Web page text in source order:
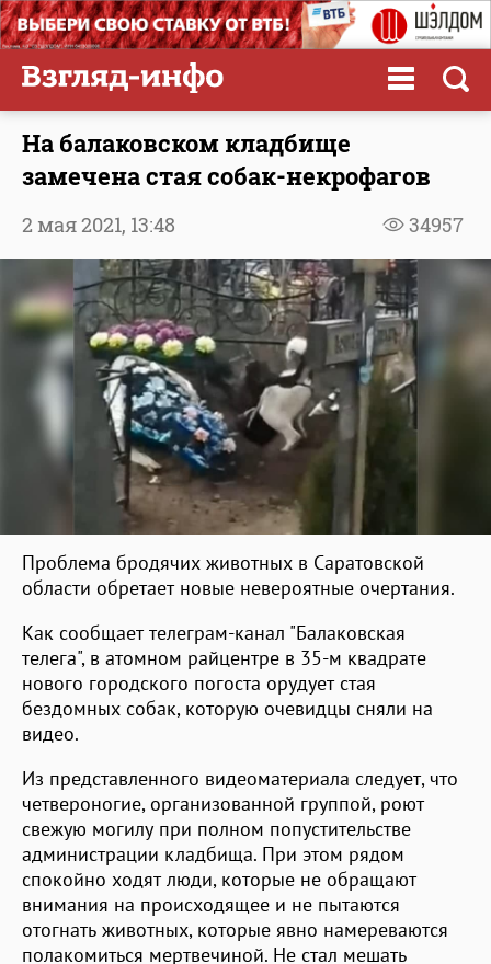
На балаковском кладбище
замечена стая собак-некрофагов
34957
2 мая 2021, 13:48
Проблема бродячих животных в Саратовской
области обретает новые невероятные очертания.
Как сообщает телеграм-канал "Балаковская
телега", в атомном райцентре в 35-м квадрате
нового городского погоста орудует стая
бездомных собак, которую очевидцы сняли на
видео.
Из представленного видеоматериала следует, что
четвероногие, организованной группой, роют
свежую могилу при полном попустительстве
администрации кладбища. При этом рядом
спокойно ходят люди, которые не обращают
внимания на происходящее и не пытаются
отогнать животных, которые явно намереваются
полакомиться мертвечиной. Не стал мешать